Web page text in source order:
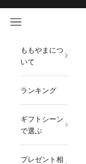
メニュー
ももやまにつ
いて
ランキング
ギフトシーン
で選ぶ
プレゼント相